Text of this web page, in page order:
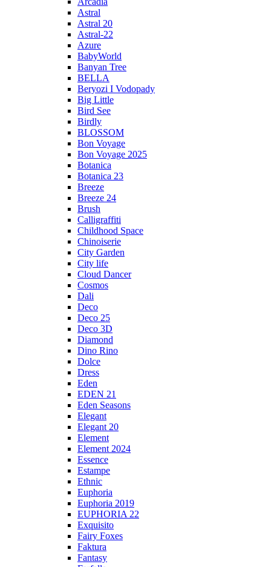
Astral
Astral 20
Astral-22
Azure
BabyWorld
Banyan Tree
BELLA
Beryozi I Vodopady
Big Little
Bird See
Birdly
BLOSSOM
Bon Voyage
Bon Voyage 2025
Botanica
Botanica 23
Breeze
Breeze 24
Brush
Calligraffiti
Childhood Space
Chinoiserie
City Garden
City life
Cloud Dancer
Cosmos
Dali
Deco
Deco 25
Deco 3D
Diamond
Dino Rino
Dolce
Dress
Eden
EDEN 21
Eden Seasons
Elegant
Elegant 20
Element
Element 2024
Essence
Estampe
Ethnic
Euphoria
Euphoria 2019
EUPHORIA 22
Exquisito
Fairy Foxes
Faktura
Fantasy